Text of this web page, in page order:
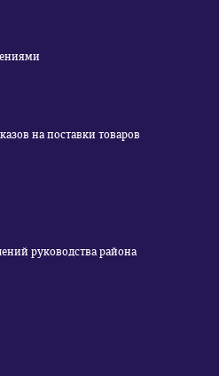
на поставки товаров
руководства района